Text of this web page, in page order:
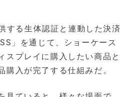
する生体認証と連動した決済
」を通じて、ショーケース
スプレイに購入したい商品と
購入が完了する仕組みだ。